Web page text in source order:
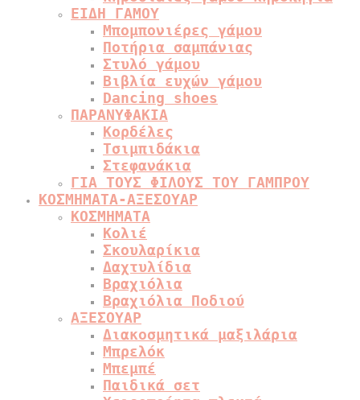
ΕΙΔΗ ΓΑΜΟΥ
Μπομπονιέρες γάμου
Ποτήρια σαμπάνιας
Στυλό γάμου
Βιβλία ευχών γάμου
Dancing shoes
ΠΑΡΑΝΥΦΑΚΙΑ
Κορδέλες
Τσιμπιδάκια
Στεφανάκια
ΓΙΑ ΤΟΥΣ ΦΙΛΟΥΣ ΤΟΥ ΓΑΜΠΡΟΥ
ΚΟΣΜΗΜΑΤΑ-ΑΞΕΣΟΥΑΡ
ΚΟΣΜΗΜΑΤΑ
Κολιέ
Σκουλαρίκια
Δαχτυλίδια
Βραχιόλια
Βραχιόλια Ποδιού
ΑΞΕΣΟΥΑΡ
Διακοσμητικά μαξιλάρια
Μπρελόκ
Μπεμπέ
Παιδικά σετ